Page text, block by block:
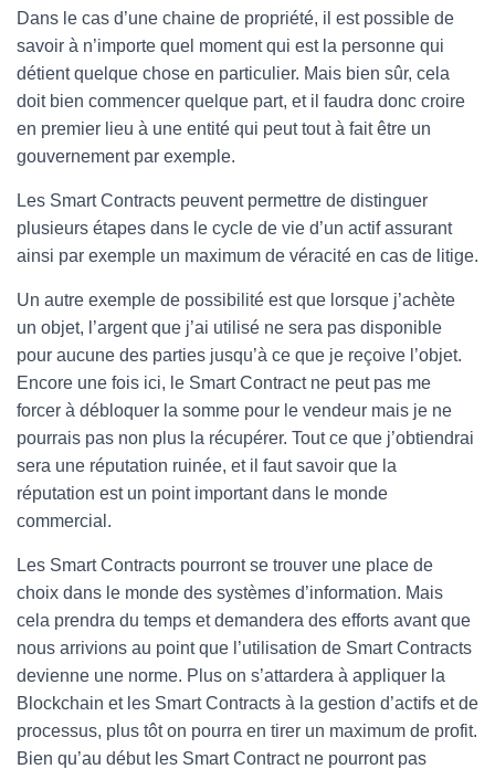
Dans le cas d’une chaine de propriété, il est possible de
savoir à n’importe quel moment qui est la personne qui
détient quelque chose en particulier. Mais bien sûr, cela
doit bien commencer quelque part, et il faudra donc croire
en premier lieu à une entité qui peut tout à fait être un
gouvernement par exemple.
Les Smart Contracts peuvent permettre de distinguer
plusieurs étapes dans le cycle de vie d’un actif assurant
ainsi par exemple un maximum de véracité en cas de litige.
Un autre exemple de possibilité est que lorsque j’achète
un objet, l’argent que j’ai utilisé ne sera pas disponible
pour aucune des parties jusqu’à ce que je reçoive l’objet.
Encore une fois ici, le Smart Contract ne peut pas me
forcer à débloquer la somme pour le vendeur mais je ne
pourrais pas non plus la récupérer. Tout ce que j’obtiendrai
sera une réputation ruinée, et il faut savoir que la
réputation est un point important dans le monde
commercial.
Les Smart Contracts pourront se trouver une place de
choix dans le monde des systèmes d’information. Mais
cela prendra du temps et demandera des efforts avant que
nous arrivions au point que l’utilisation de Smart Contracts
devienne une norme. Plus on s’attardera à appliquer la
Blockchain et les Smart Contracts à la gestion d’actifs et de
processus, plus tôt on pourra en tirer un maximum de profit.
Bien qu’au début les Smart Contract ne pourront pas